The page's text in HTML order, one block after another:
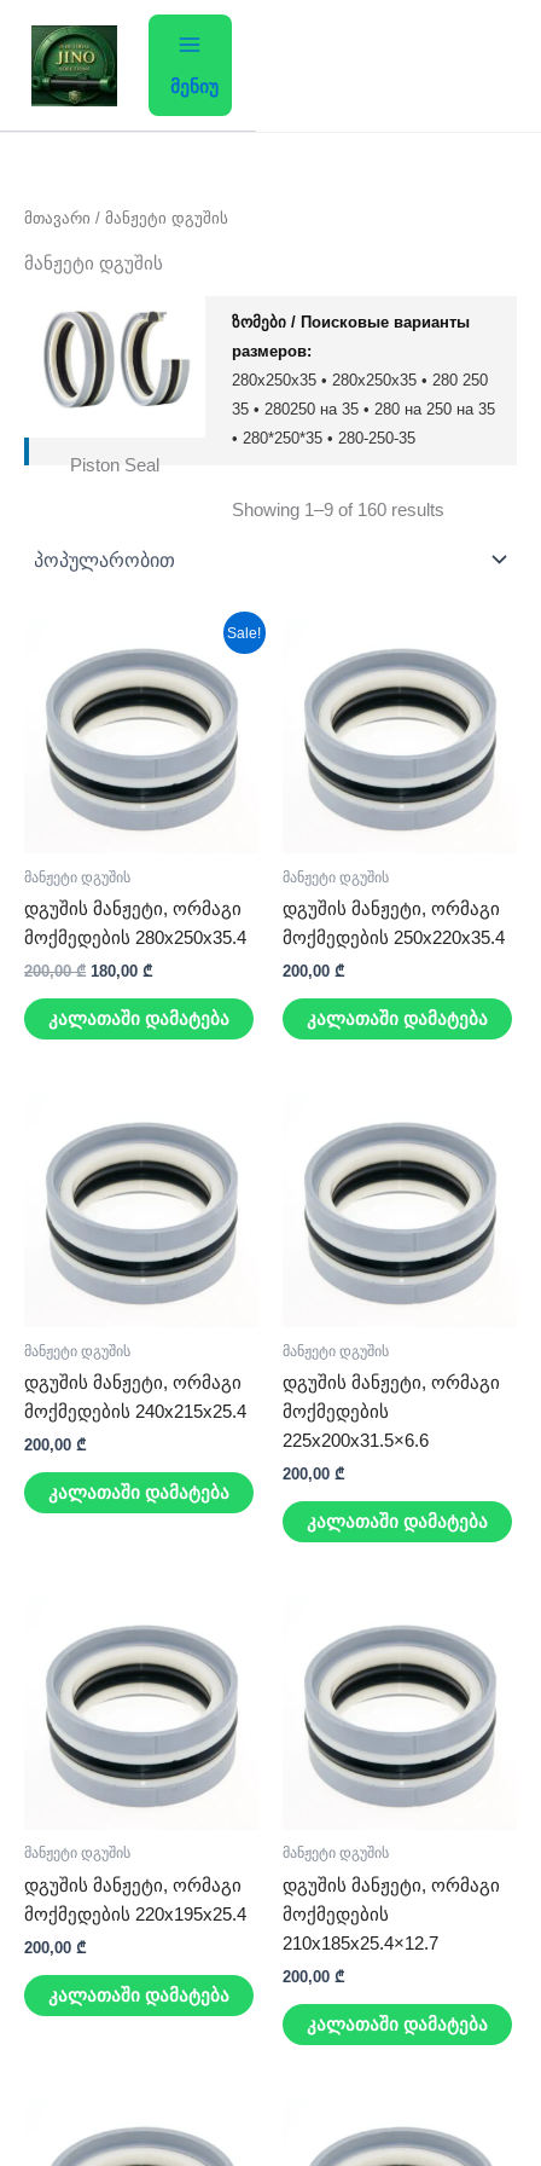
content
მენიუ
მთავარი / მანჟეტი დგუშის
მანჟეტი დგუშის
Piston Seal
ზომები / Поисковые варианты
размеров:
280x250x35 • 280х250х35 • 280 250
35 • 280250 на 35 • 280 на 250 на 35
• 280*250*35 • 280-250-35
Showing 1–9 of 160 results
Sale!
მანჟეტი დგუშის
დგუშის მანჟეტი, ორმაგი
მოქმედების 280x250x35.4
200,00₾
price
was:
200,00 ₾.
180,00 ₾
price
is:
180,00 ₾.
კალათაში დამატება
მანჟეტი დგუშის
დგუშის მანჟეტი, ორმაგი
მოქმედების 250x220x35.4
200,00 ₾
კალათაში დამატება
მანჟეტი დგუშის
დგუშის მანჟეტი, ორმაგი
მოქმედების 240x215x25.4
200,00 ₾
კალათაში დამატება
მანჟეტი დგუშის
დგუშის მანჟეტი, ორმაგი
მოქმედების
225x200x31.5×6.6
200,00 ₾
კალათაში დამატება
მანჟეტი დგუშის
დგუშის მანჟეტი, ორმაგი
მოქმედების 220x195x25.4
200,00 ₾
კალათაში დამატება
მანჟეტი დგუშის
დგუშის მანჟეტი, ორმაგი
მოქმედების
210x185x25.4×12.7
200,00 ₾
კალათაში დამატება